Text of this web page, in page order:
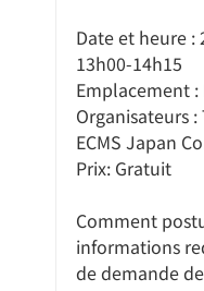
Date et heure :
13h00-14h15
Emplacement :
Organisateurs
ECMS Japan
Prix: Gratuit
Comment
informations
de demande